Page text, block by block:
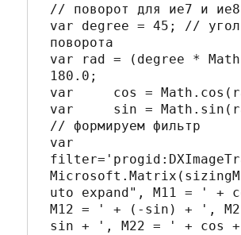
// поворот для ие7 и ие8
var degree = 45; // угол
поворота
var rad = (degree *
180.0;
var	cos = Math.cos(rad);
var	sin = Math.sin(rad);
// формируем фильтр
var
uto expand", M11 = ' +
M12 = ' + (-sin) + ',
sin + ', M22 = ' + cos